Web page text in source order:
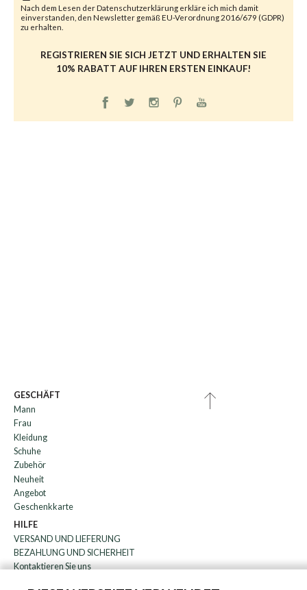
Nach dem Lesen derDatenschutzerklärung erkläre ich mich damit
einverstanden, den Newsletter gemäß EU-Verordnung 2016/679 (GDPR)
zu erhalten.
REGISTRIEREN SIE SICH JETZT UND ERHALTEN SIE
10% RABATT AUF IHREN ERSTEN EINKAUF!
GESCHÄFT
Mann
Frau
Kleidung
Schuhe
Zubehör
Neuheit
Angebot
Geschenkkarte
HILFE
VERSAND UND LIEFERUNG
BEZAHLUNG UND SICHERHEIT
Kontaktieren Sie uns